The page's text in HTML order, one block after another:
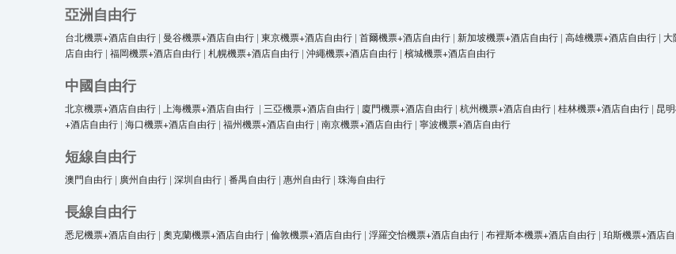
亞洲自由行
台北機票+酒店自由行 | 曼谷機票+酒店自由行 | 東京機票+酒店自由行 | 首爾機票+酒店自由行 | 新加坡機票+酒店自由行 | 高雄機票+酒店自由行 | 大
店自由行 | 福岡機票+酒店自由行 | 札幌機票+酒店自由行 | 沖繩機票+酒店自由行 | 檳城機票+酒店自由行
中國自由行
北京機票+酒店自由行 | 上海機票+酒店自由行 | 三亞機票+酒店自由行 | 廈門機票+酒店自由行 | 杭州機票+酒店自由行 | 桂林機票+酒店自由行 | 昆
+酒店自由行 | 海口機票+酒店自由行 | 福州機票+酒店自由行 | 南京機票+酒店自由行 | 寧波機票+酒店自由行
短線自由行
澳門自由行 | 廣州自由行 | 深圳自由行 | 番禺自由行 | 惠州自由行 | 珠海自由行
長線自由行
悉尼機票+酒店自由行 | 奧克蘭機票+酒店自由行 | 倫敦機票+酒店自由行 | 浮羅交怡機票+酒店自由行 | 布裡斯本機票+酒店自由行 | 珀斯機票+酒店